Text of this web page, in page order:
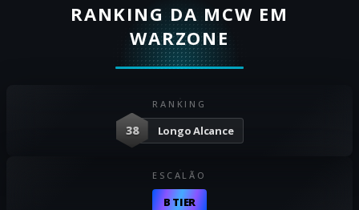
RANKING DA MCW EM
WARZONE
RANKING
38 Longo Alcance
ESCALÃO
B TIER